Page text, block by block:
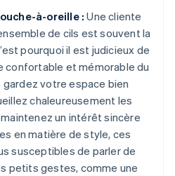
à-oreille : Une cliente
de cils est souvent la
pourquoi il est judicieux de
confortable et mémorable du
gardez votre espace bien
chaleureusement les
un intérêt sincère
en matière de style, ces
susceptibles de parler de
petits gestes, comme une